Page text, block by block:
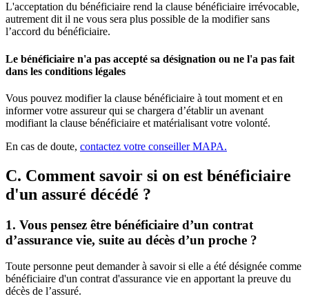
L'acceptation du bénéficiaire rend la clause bénéficiaire irrévocable,
autrement dit il ne vous sera plus possible de la modifier sans
l’accord du bénéficiaire.
Le bénéficiaire n'a pas accepté sa désignation ou ne l'a pas fait
dans les conditions légales
Vous pouvez modifier la clause bénéficiaire à tout moment et en
informer votre assureur qui se chargera d’établir un avenant
modifiant la clause bénéficiaire et matérialisant votre volonté.
En cas de doute, contactez votre conseiller MAPA.
C. Comment savoir si on est bénéficiaire
d'un assuré décédé ?
1. Vous pensez être bénéficiaire d’un contrat
d’assurance vie, suite au décès d’un proche ?
Toute personne peut demander à savoir si elle a été désignée comme
bénéficiaire d'un contrat d'assurance vie en apportant la preuve du
décès de l’assuré.